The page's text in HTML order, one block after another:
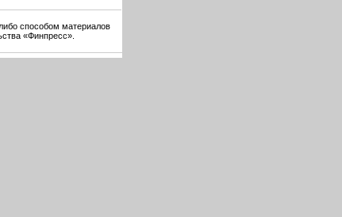
способом материалов
«Финпресс».